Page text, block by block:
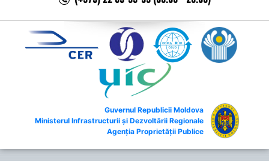
Guvernul Republicii Moldova
Ministerul Infrastructurii și Dezvoltării Regionale
Agenția Proprietății Publice